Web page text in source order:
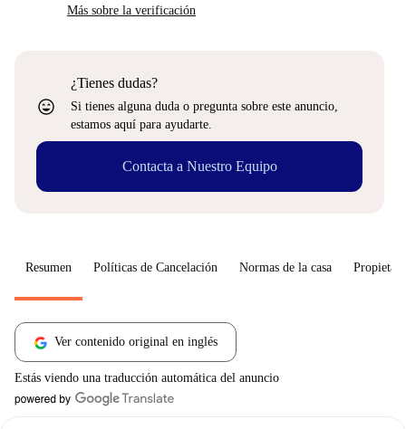
Más sobre la verificación
sentiment_very_satisfied
¿Tienes dudas?
Si tienes alguna duda o pregunta sobre este anuncio,
estamos aquí para ayudarte.
Contacta a Nuestro Equipo
Resumen Políticas de Cancelación Normas de la casa
Ver contenido original en inglés
Estás viendo una traducción automática del anuncio